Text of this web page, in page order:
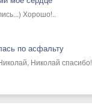
Хорошо!..
по асфальту
Николай спасибо!